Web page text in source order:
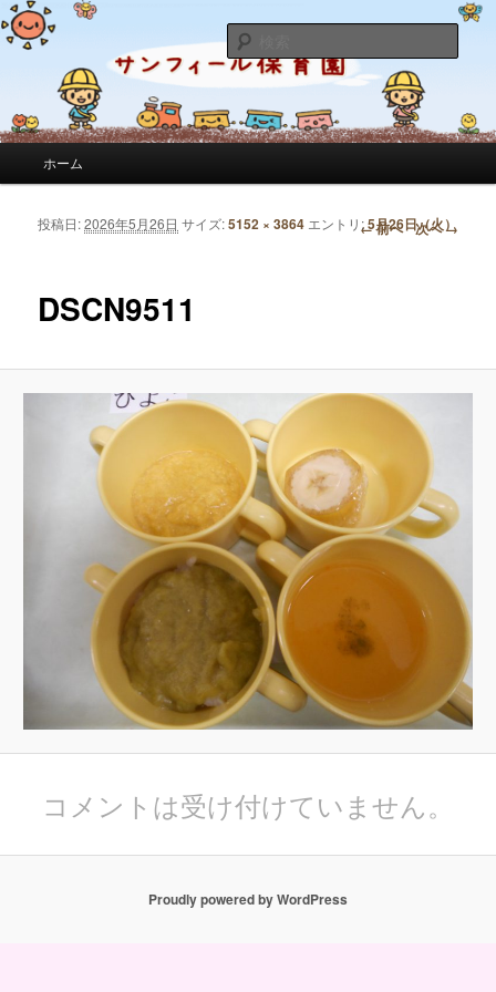
サンフィール保育園のブログ
サンフィール保育園のせんせいのブログです。園の日常を綴っています。
索
メインコンテンツへ移動
サブコンテンツへ移動
ホーム
画像ナビゲーション ← 前へ 次へ →
DSCN9511
投稿日:2026年5月26日 サイズ:5152 × 3864 エントリ:5月26日（火）
コメントは受け付けていません。
Proudly powered by WordPress